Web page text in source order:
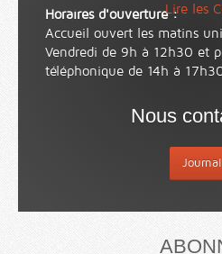
Horaires d'ouverture :
Accueil ouvert les matins
Vendredi de 9h à 12h30 et
téléphonique de 14h à
Nous
Journal
Lire les